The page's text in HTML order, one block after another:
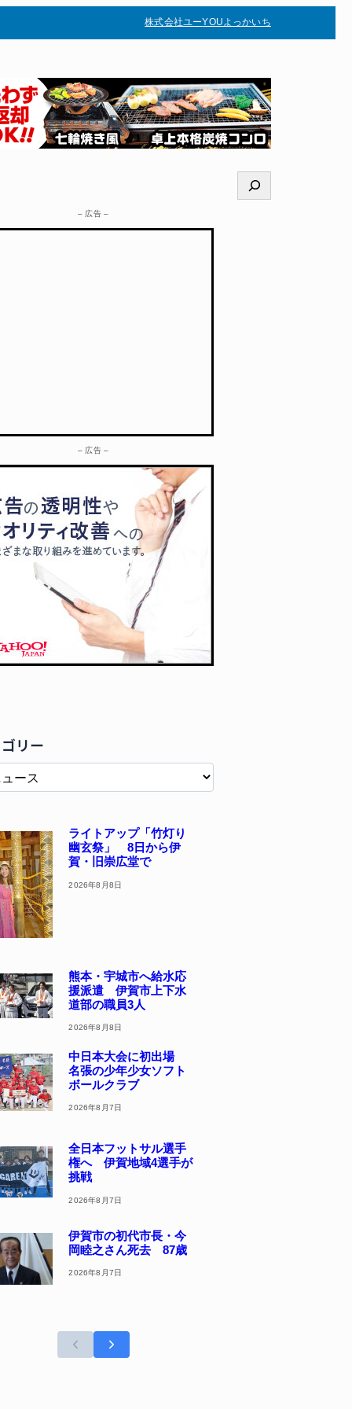
株式会社ユーYOUよっかいち
検
索
– 広告 –
– 広告 –
リー
ライトアップ「竹灯り
幽玄祭」 8日から伊
賀・旧崇広堂で
2026年8月8日
熊本・宇城市へ給水応
援派遣 伊賀市上下水
道部の職員3人
2026年8月8日
中日本大会に初出場
名張の少年少女ソフト
ボールクラブ
2026年8月7日
全日本フットサル選手
権へ 伊賀地域4選手が
挑戦
2026年8月7日
伊賀市の初代市長・今
岡睦之さん死去 87歳
2026年8月7日